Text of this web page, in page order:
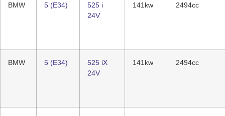
BMW 5 (E34)
525 i
24V
141kw 2494cc
BMW 5 (E34)
525 iX
24V
141kw 2494cc